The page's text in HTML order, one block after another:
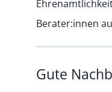
Berater:innen
Gute